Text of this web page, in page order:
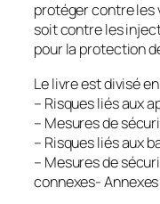
protéger contre les
soit contre les
pour la protection
Le livre est divisé
– Risques liés aux
– Mesures de
– Risques liés aux
– Mesures de
connexes- Annexes